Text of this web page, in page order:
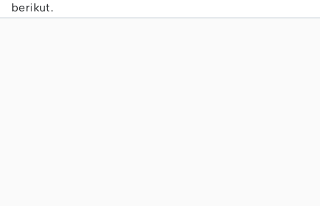
berikut.